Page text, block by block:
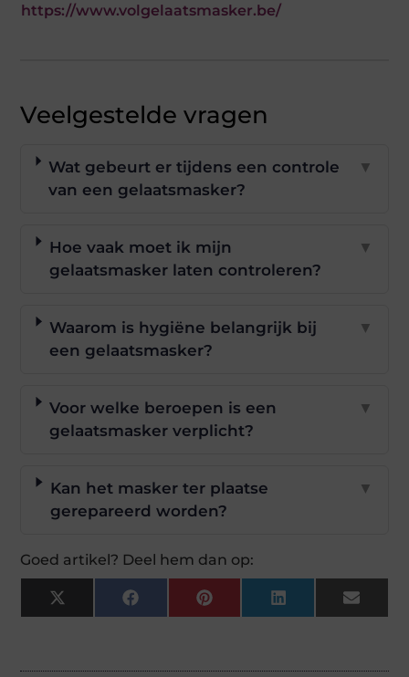
https://www.volgelaatsmasker.be/
Veelgestelde vragen
Wat gebeurt er tijdens een controle
van een gelaatsmasker?
▼
Hoe vaak moet ik mijn
gelaatsmasker laten controleren?
▼
Waarom is hygiëne belangrijk bij
een gelaatsmasker?
▼
Voor welke beroepen is een
gelaatsmasker verplicht?
▼
Kan het masker ter plaatse
gerepareerd worden?
▼
Goed artikel? Deel hem dan op:
X
(Twitter)
FacebookPinterestLinkedInEmail